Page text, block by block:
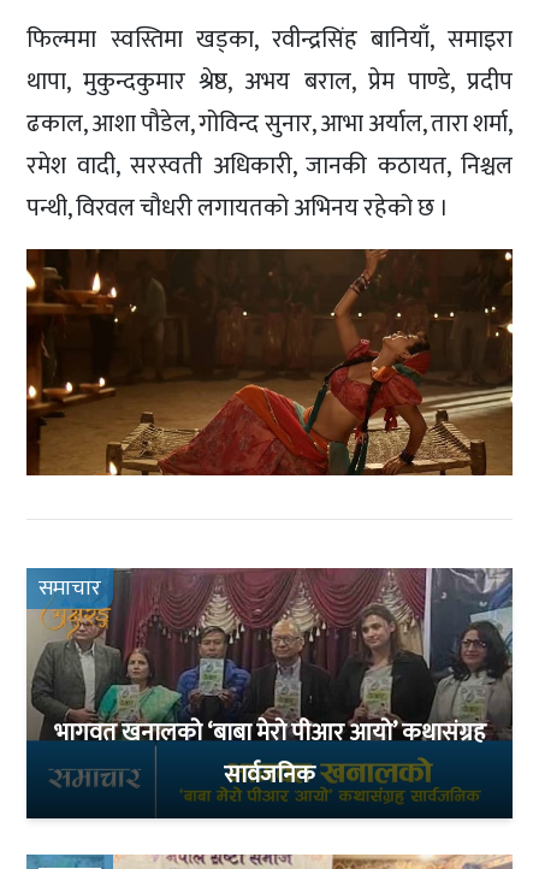
फिल्ममा स्वस्तिमा खड्का, रवीन्द्रसिंह बानियाँ, समाइरा
थापा, मुकुन्दकुमार श्रेष्ठ, अभय बराल, प्रेम पाण्डे, प्रदीप
ढकाल, आशा पौडेल, गोविन्द सुनार, आभा अर्याल, तारा शर्मा,
रमेश वादी, सरस्वती अधिकारी, जानकी कठायत, निश्चल
पन्थी, विरवल चौधरी लगायतको अभिनय रहेको छ ।
समाचार
भागवत खनालको ‘बाबा मेरो पीआर आयो’ कथासंग्रह
सार्वजनिक